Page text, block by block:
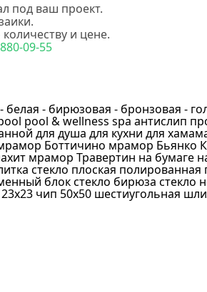
под ваш проект.
и цене.
09-55
- белая - бирюзовая - бронзовая -
pool & wellness spa антислип
для душа для кухни для
Боттичино мрамор Бьянко
мрамор Травертин на бумаге
стекло плоская полированная
блокстекло бирюза стекло
чип 50х50 шестиугольная